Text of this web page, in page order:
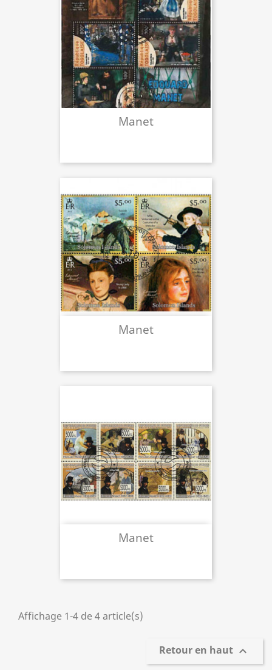
Manet
Manet
Manet
Affichage 1-4 de 4 article(s)
Retour en haut 